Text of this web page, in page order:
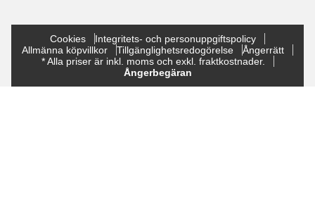
Cookies
Integritets- och personuppgiftspolicy
Allmänna köpvillkor
Tillgänglighetsredogörelse
Ångerrätt
* Alla priser är inkl. moms och exkl. fraktkostnader.
Ångerbegäran